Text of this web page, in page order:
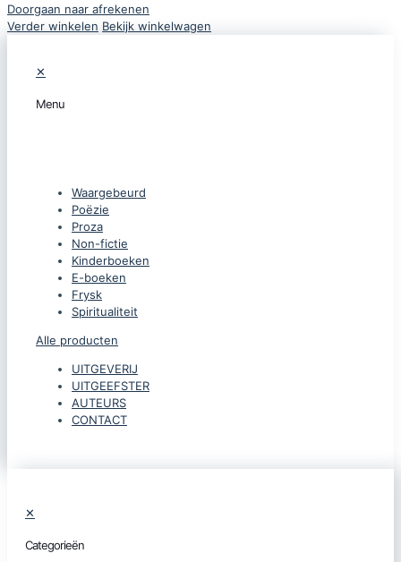
Doorgaan naar afrekenen
Verder winkelen Bekijk winkelwagen
✕
Menu
Waargebeurd
Poëzie
Proza
Non-fictie
Kinderboeken
E-boeken
Frysk
Spiritualiteit
Alle producten
UITGEVERIJ
UITGEEFSTER
AUTEURS
CONTACT
✕
Categorieën